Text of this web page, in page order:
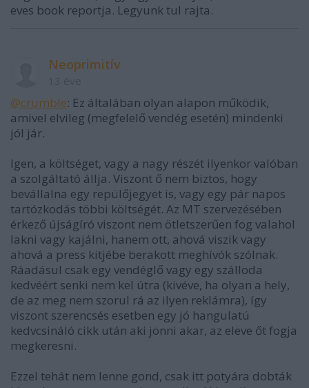
eves book reportja. Legyunk tul rajta.
Neoprimitív
@crumble: Ez általában olyan alapon működik,
amivel elvileg (megfelelő vendég esetén) mindenki
jól jár.
Igen, a költséget, vagy a nagy részét ilyenkor valóban
a szolgáltató állja. Viszont ő nem biztos, hogy
bevállalna egy repülőjegyet is, vagy egy pár napos
tartózkodás többi költségét. Az MT szervezésében
érkező újságíró viszont nem ötletszerűen fog valahol
lakni vagy kajálni, hanem ott, ahová viszik vagy
ahová a press kitjébe berakott meghívók szólnak.
Ráadásul csak egy vendéglő vagy egy szálloda
kedvéért senki nem kel útra (kivéve, ha olyan a hely,
de az meg nem szorul rá az ilyen reklámra), így
viszont szerencsés esetben egy jó hangulatú
kedvcsináló cikk után aki jönni akar, az eleve őt fogja
megkeresni.
Ezzel tehát nem lenne gond, csak itt potyára dobták